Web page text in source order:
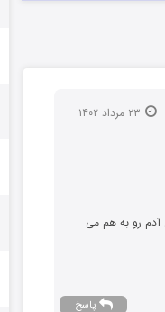
۲۳ مرداد ۱۴۰۲
آدم رو به هم می
پاسخ